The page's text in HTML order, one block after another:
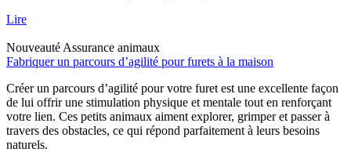
Lire
Nouveauté Assurance animaux
Fabriquer un parcours d’agilité pour furets à la maison
Créer un parcours d’agilité pour votre furet est une excellente façon
de lui offrir une stimulation physique et mentale tout en renforçant
votre lien. Ces petits animaux aiment explorer, grimper et passer à
travers des obstacles, ce qui répond parfaitement à leurs besoins
naturels.